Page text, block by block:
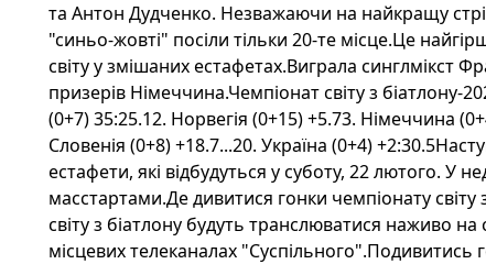
та Антон Дудченко. Незважаючи на найкращу
"синьо-жовті" посіли тільки 20-те місце.Це
світу у змішаних естафетах.Виграла синглмікст
призерів Німеччина.Чемпіонат світу з біатлону-
(0+7) 35:25.12. Норвегія (0+15) +5.73. Німеччина
Словенія (0+8) +18.7...20. Україна (0+4)
естафети, які відбудуться у суботу, 22 лютого. У
масстартами.Де дивитися гонки чемпіонату світу
світу з біатлону будуть транслюватися наживо
місцевих телеканалах